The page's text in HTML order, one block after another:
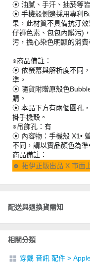
⦿ 油膩、手汗、抽菸等
⦿ 手機殼側邊採用專利
果，此材質不具備抗汙
仔褲色素、包包內髒污)
污，擔心染色明顯的消
※商品備註：
⦿ 依螢幕與解析度不同
準。
⦿ 隨貨附贈原殼色
購。
⦿ 本品下方有兩個圓孔
掛手機殼。
※吊飾孔：有
⦿ 內容物：手機殼 X1•
不同，請以實品顏色為
商品備註：
☻ 拓伊正版出品 X 市面
配送與退換貨需知
相關分類
穿戴 音訊 配件 >